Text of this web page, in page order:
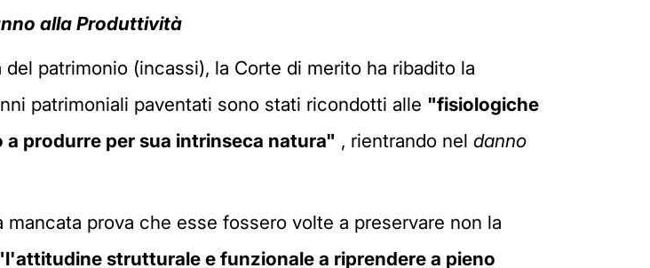
alla Produttività
patrimonio (incassi), la Corte di merito ha ribadito la
patrimoniali paventati sono stati ricondotti alle "fisiologiche
produrre per sua intrinseca natura" , rientrando nel danno
prova che esse fossero volte a preservare non la
strutturale e funzionale a riprendere a pieno